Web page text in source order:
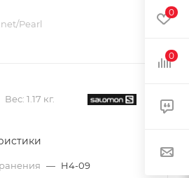
Pearl
Вес: 1.17 кг.
— H4-09
0
0